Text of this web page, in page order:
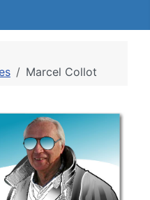
Marcel Collot